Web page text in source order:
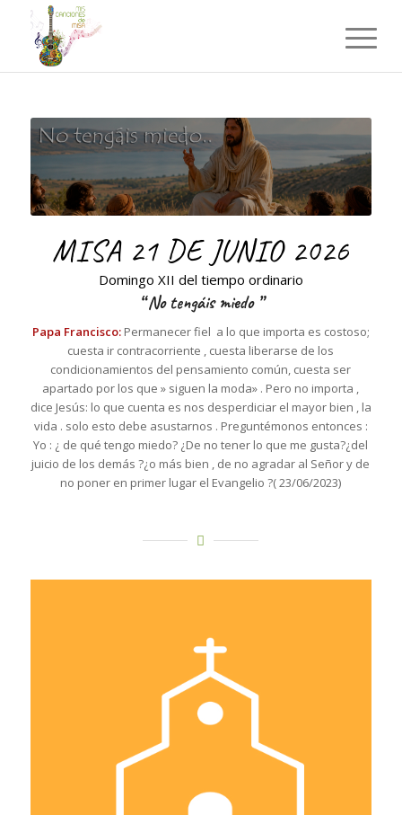
MISA 21 DE JUNIO 2026
Domingo XII del tiempo ordinario
“No tengáis miedo ”
Papa Francisco:Permanecer fiel a lo que importa es costoso;
cuesta ir contracorriente , cuesta liberarse de los
condicionamientos del pensamiento común, cuesta ser
apartado por los que » siguen la moda» . Pero no importa ,
dice Jesús: lo que cuenta es nos desperdiciar el mayor bien , la
vida . solo esto debe asustarnos . Preguntémonos entonces :
Yo : ¿ de qué tengo miedo? ¿De no tener lo que me gusta?¿del
juicio de los demás ?¿o más bien , de no agradar al Señor y de
no poner en primer lugar el Evangelio ?( 23/06/2023)